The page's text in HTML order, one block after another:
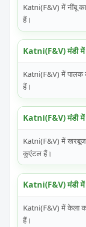
Katni(F&V) में नींबू
हैं।
Katni(F&V) मंडी में
Katni(F&V) में
हैं।
Katni(F&V) मंडी में
Katni(F&V) में
कुएंटल हैं।
Katni(F&V) मंडी में
Katni(F&V) में केला
हैं।